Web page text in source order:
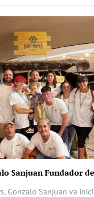
Sanjuan Fundador
Gonzalo Sanjuan va